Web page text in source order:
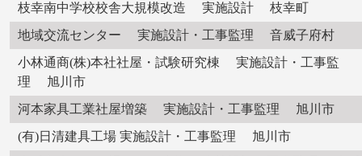
枝幸南中学校校舎大規模改造 実施設計 枝幸町
地域交流センター 実施設計・工事監理 音威子府村
小林通商(株)本社社屋・試験研究棟 実施設計・工事監
理 旭川市
河本家具工業社屋増築 実施設計・工事監理 旭川市
(有)日清建具工場 実施設計・工事監理 旭川市